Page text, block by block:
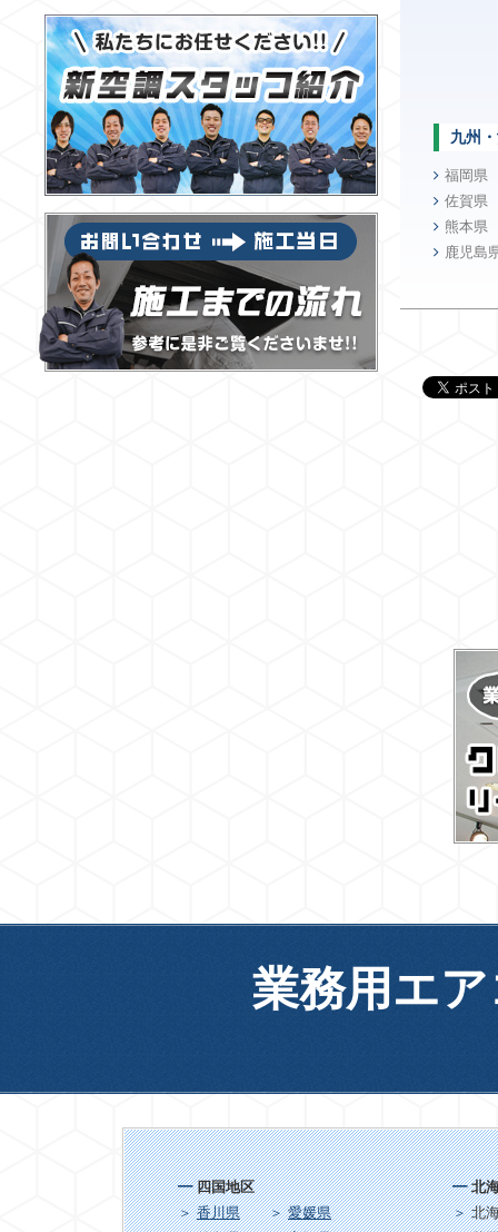
九州
福岡県
佐賀県
熊本県
鹿児島
業務用エ
北
北
四国地区
香川県
愛媛県